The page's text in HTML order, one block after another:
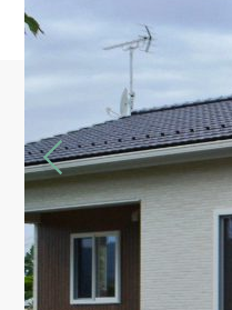
Previous